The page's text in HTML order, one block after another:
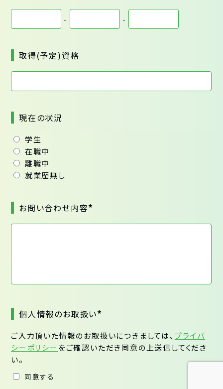
- -
取得(予定)資格
現在の状況
学生
在職中
離職中
就業歴無し
お問い合わせ内容*
個人情報のお取扱い*
ご入力頂いた情報のお取扱いにつきましては、 プライバ
シーポリシー をご確認いただき同意の上送信してくださ
い。
同意する